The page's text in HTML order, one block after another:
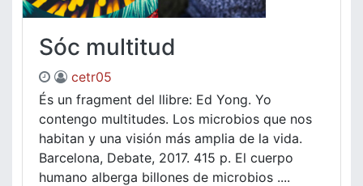
Sóc multitud
cetr05
És un fragment del llibre: Ed Yong. Yo
contengo multitudes. Los microbios que nos
habitan y una visión más amplia de la vida.
Barcelona, Debate, 2017. 415 p. El cuerpo
humano alberga billones de microbios ....